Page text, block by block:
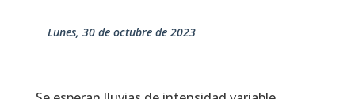
lunes, 30 de octubre de 2023